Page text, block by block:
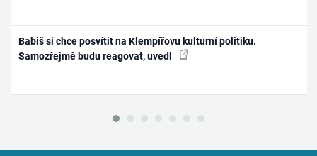
Babiš si chce posvítit na Klempířovu kulturní politiku.
Samozřejmě budu reagovat, uvedl